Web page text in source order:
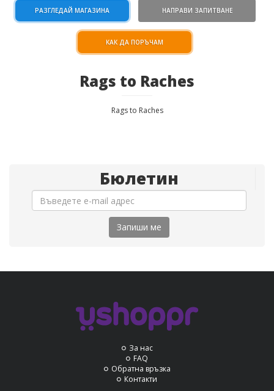
РАЗГЛЕДАЙ МАГАЗИНА НАПРАВИ ЗАПИТВАНЕ
КАК ДА ПОРЪЧАМ
Rags to Raches
Rags to Raches
Бюлетин
Запиши ме
За нас
FAQ
Обратна връзка
Контакти